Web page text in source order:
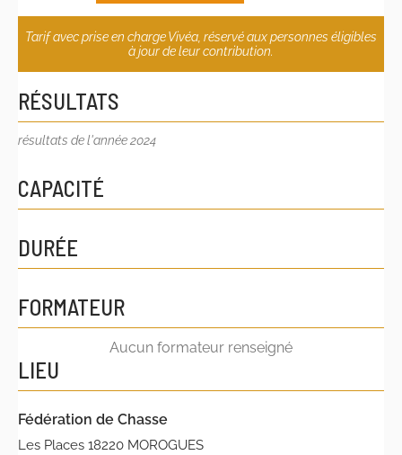
Tarif avec prise en charge Vivéa, réservé aux personnes éligibles
à jour de leur contribution.
RÉSULTATS
résultats de l'année 2024
CAPACITÉ
DURÉE
FORMATEUR
Aucun formateur renseigné
LIEU
Fédération de Chasse
Les Places 18220 MOROGUES